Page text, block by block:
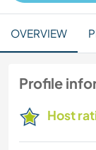
OVERVIEW
Profile
Host